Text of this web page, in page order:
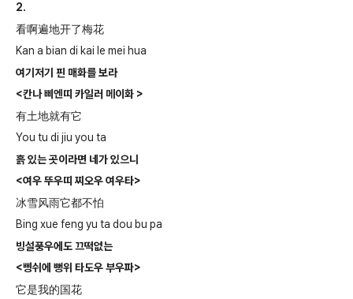
2.
看啊遍地开了梅花
Kan a bian di kai le mei hua
여기저기 핀 매화를 보라
<칸나 삐엔띠 카일러 메이화 >
有土地就有它
You tu di jiu you ta
흙 있는 곳이라면 네가 있으니
<여우 뚜우띠 찌오우 여우타>
冰雪风雨它都不怕
Bing xue feng yu ta dou bu pa
빙설풍우에도 끄떡없는
<삥쉬에 뻥위 타도우 부우파>
它是我的国花